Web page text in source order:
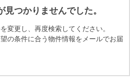
築・
却
案内（名
案内（関
要
Way
採用情報
つかりませんでした。
変更し、再度検索してください。
の条件に合う物件情報をメールでお届